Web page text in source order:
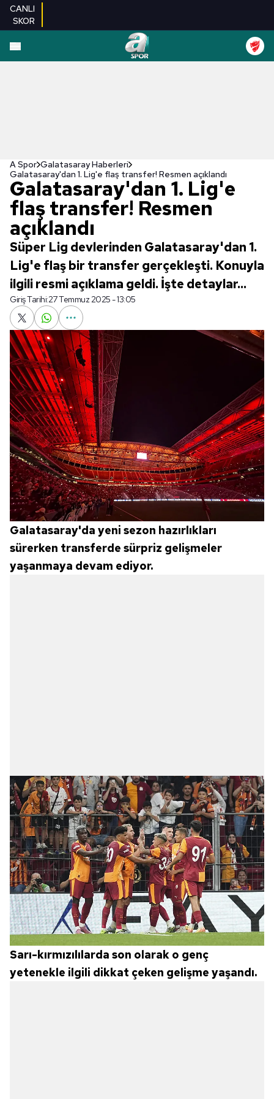
CANLI
SKOR
A Spor Galatasaray Haberleri
Galatasaray'dan 1. Lig'e flaş transfer! Resmen açıklandı
Galatasaray'dan 1. Lig'e
flaş transfer! Resmen
açıklandı
Süper Lig devlerinden Galatasaray'dan 1.
Lig'e flaş bir transfer gerçekleşti. Konuyla
ilgili resmi açıklama geldi. İşte detaylar...
Giriş Tarihi:27 Temmuz 2025 - 13:05
Galatasaray'da yeni sezon hazırlıkları
sürerken transferde sürpriz gelişmeler
yaşanmaya devam ediyor.
Sarı-kırmızılılarda son olarak o genç
yetenekle ilgili dikkat çeken gelişme yaşandı.